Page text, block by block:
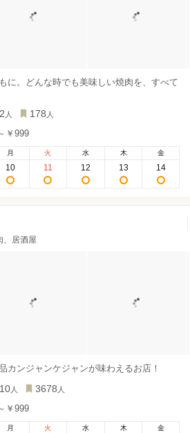
に。どんな時でも美味しい焼肉を、すべて
人 178 人
￥999
月
10
火
11
水
12
木
13
金
14
、居酒屋
カンジャンケジャンが味わえるお店！
人 3678 人
￥999
月 火 水 木 金